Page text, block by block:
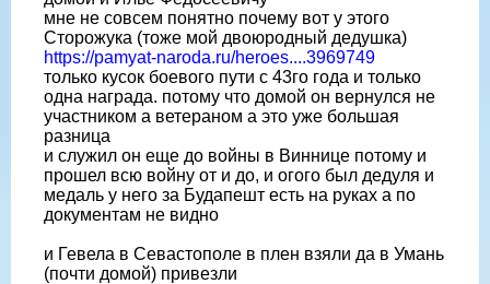
мне не совсем понятно почему вот у этого
Сторожука (тоже мой двоюродный дедушка)
https://pamyat-naroda.ru/heroes....3969749
только кусок боевого пути с 43го года и только
одна награда. потому что домой он вернулся не
участником а ветераном а это уже большая
разница
и служил он еще до войны в Виннице потому и
прошел всю войну от и до, и огого был дедуля и
медаль у него за Будапешт есть на руках а по
документам не видно
и Гевела в Севастополе в плен взяли да в Умань
(почти домой) привезли